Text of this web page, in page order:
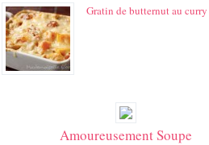
Gratin de butternut au curry
Amoureusement Soupe